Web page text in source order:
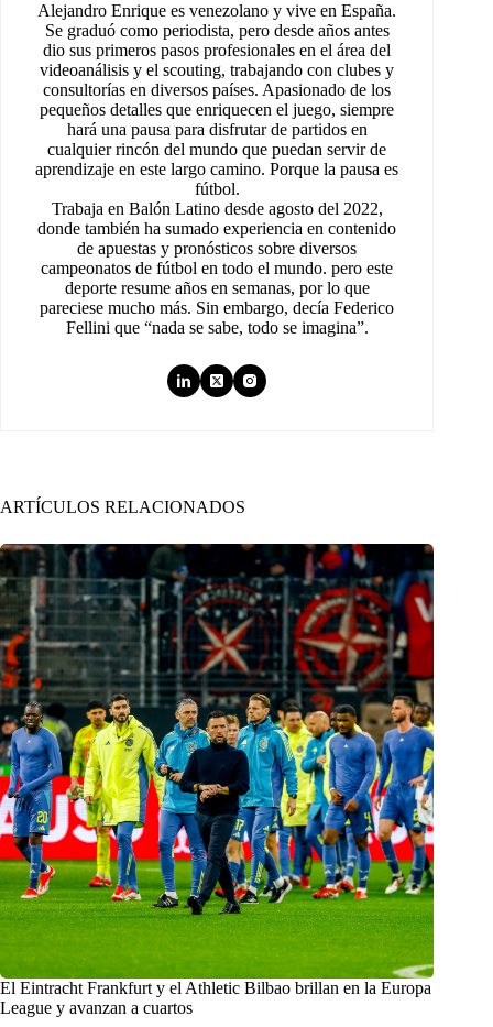
Alejandro Enrique es venezolano y vive en España.
Se graduó como periodista, pero desde años antes
dio sus primeros pasos profesionales en el área del
videoanálisis y el scouting, trabajando con clubes y
consultorías en diversos países. Apasionado de los
pequeños detalles que enriquecen el juego, siempre
hará una pausa para disfrutar de partidos en
cualquier rincón del mundo que puedan servir de
aprendizaje en este largo camino. Porque la pausa es
fútbol.
Trabaja en Balón Latino desde agosto del 2022,
donde también ha sumado experiencia en contenido
de apuestas y pronósticos sobre diversos
campeonatos de fútbol en todo el mundo. pero este
deporte resume años en semanas, por lo que
pareciese mucho más. Sin embargo, decía Federico
Fellini que “nada se sabe, todo se imagina”.
ARTÍCULOS RELACIONADOS
El Eintracht Frankfurt y el Athletic Bilbao brillan en la Europa
League y avanzan a cuartos